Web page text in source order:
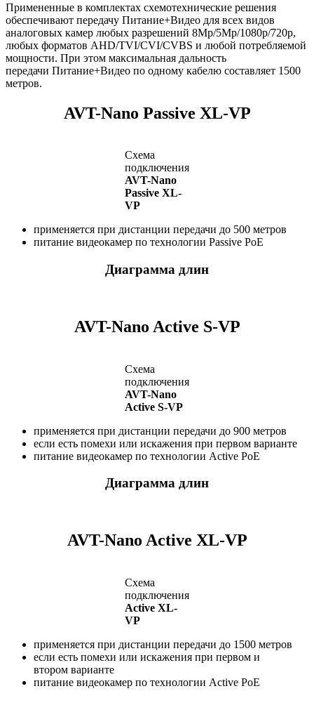
Примененные в комплектах схемотехнические решения
обеспечивают передачу Питание+Видео для всех видов
аналоговых камер любых разрешений 8Мp/5Мp/1080p/720p,
любых форматов AHD/TVI/CVI/CVBS и любой потребляемой
мощности. При этом максимальная дальность
передачи Питание+Видео по одному кабелю составляет 1500
метров.
AVT-Nano Passive XL-VP
Схема
подключения
AVT-Nano
Passive XL-
VP
применяется при дистанции передачи до 500 метров
питание видеокамер по технологии Passive PoE
Диаграмма длин
AVT-Nano Active S-VP
Схема
подключения
AVT-Nano
Active S-VP
применяется при дистанции передачи до 900 метров
если есть помехи или искажения при первом варианте
питание видеокамер по технологии Active PoE
Диаграмма длин
AVT-Nano Active XL-VP
Схема
подключения
Active XL-
VP
применяется при дистанции передачи до 1500 метров
если есть помехи или искажения при первом и
втором варианте
питание видеокамер по технологии Active PoE